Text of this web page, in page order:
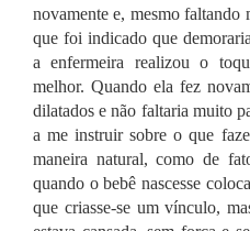
novamente e, mesmo faltando
que foi indicado que
a enfermeira realizou o
melhor. Quando ela fez
dilatados e não faltaria muito
a me instruir sobre o que
maneira natural, como de
quando o bebê nascesse
que criasse-se um vínculo,